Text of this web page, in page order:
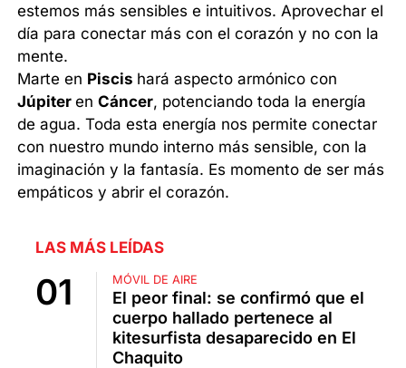
estemos más sensibles e intuitivos. Aprovechar el
día para conectar más con el corazón y no con la
mente.
Marte en Piscis hará aspecto armónico con
JúpiterenCáncer, potenciando toda la energía
de agua. Toda esta energía nos permite conectar
con nuestro mundo interno más sensible, con la
imaginación y la fantasía. Es momento de ser más
empáticos y abrir el corazón.
LAS MÁS LEÍDAS
MÓVIL DE AIRE
El peor final: se confirmó que el
cuerpo hallado pertenece al
kitesurfista desaparecido en El
Chaquito